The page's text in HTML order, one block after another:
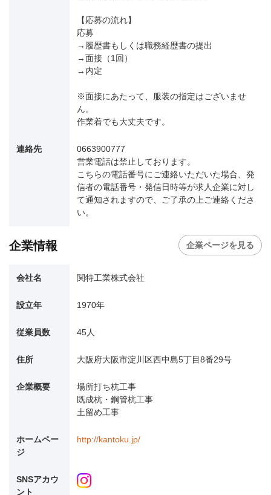
【応募の流れ】
応募
→履歴書もしくは職務経歴書の提出
→面接（1回）
→内定
※面接にあたって、服装の指定はございませ
ん。
作業着でも大丈夫です。
連絡先
0663900777
営業電話は禁止しております。
こちらの電話番号にご連絡いただいた場合、発
信者の電話番号・発信日時等が求人企業に対し
て通知されますので、ご了承の上ご連絡くださ
い。
企業情報 企業ページを見る
会社名 関特工業株式会社
設立年 1970年
従業員数 45人
住所 大阪府大阪市淀川区西中島5丁目8番29号
企業概要
場所打ち杭工事
既成杭・鋼管杭工事
土留め工事
ホームペー
ジ
http://kantoku.jp/
SNSアカウ
ント